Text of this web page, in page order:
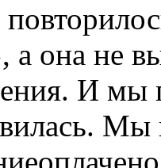
она не
И мы
Мы